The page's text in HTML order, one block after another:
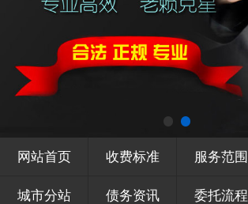
网站首页 收费标准 服务范围
城市分站 债务资讯 委托流程